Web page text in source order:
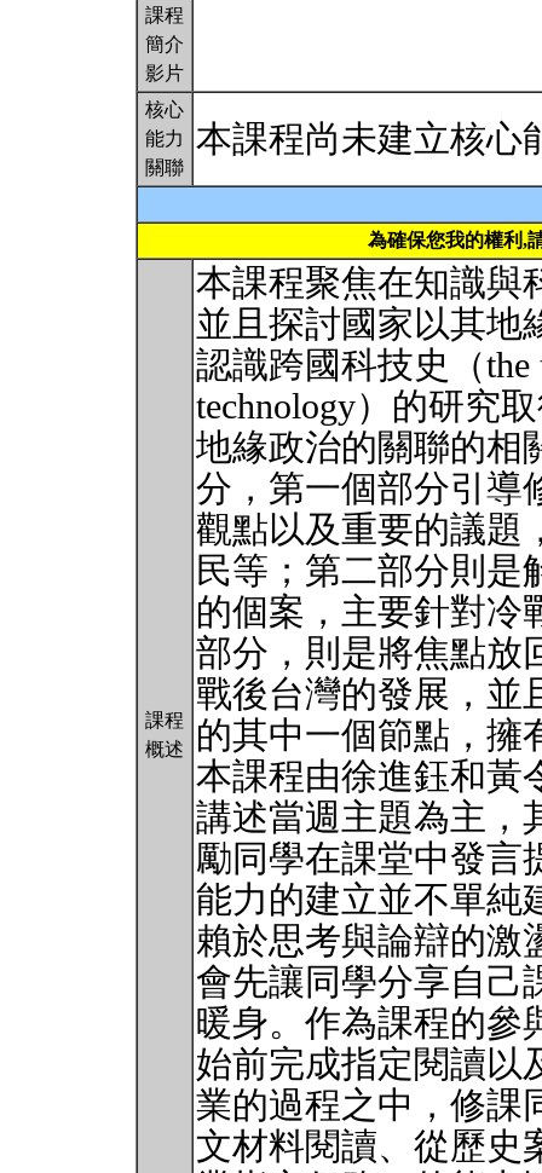
課程
簡介
影片
核心
能力
關聯
本課程尚未建立核心
為確保您我的權利,
課程
概述
本課程聚焦在知識與
並且探討國家以其地
認識跨國科技史（the
technology）的研究
地緣政治的關聯的相
分，第一個部分引導
觀點以及重要的議題
民等；第二部分則是
的個案，主要針對冷
部分，則是將焦點放
戰後台灣的發展，並
的其中一個節點，擁
本課程由徐進鈺和黃
講述當週主題為主，
勵同學在課堂中發言
能力的建立並不單純
賴於思考與論辯的激
會先讓同學分享自己
暖身。作為課程的參
始前完成指定閱讀以
業的過程之中，修課
文材料閱讀、從歷史